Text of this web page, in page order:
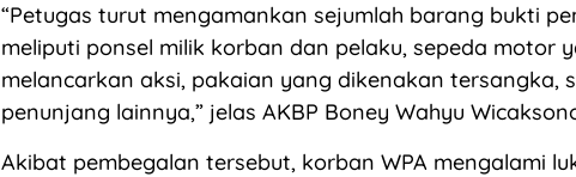
“Petugas turut mengamankan sejumlah barang bukti
meliputi ponsel milik korban dan pelaku, sepeda motor
melancarkan aksi, pakaian yang dikenakan tersangka,
penunjang lainnya,” jelas AKBP Boney Wahyu
Akibat pembegalan tersebut, korban WPA mengalami